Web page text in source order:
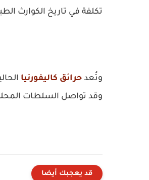
تكلفة في تاريخ الكوارث
وتُعد حرائق كاليفورنيا
وقد تواصل السلطات
قد يعجبك أيضا